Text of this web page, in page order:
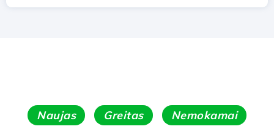
Naujas Greitas Nemokamai